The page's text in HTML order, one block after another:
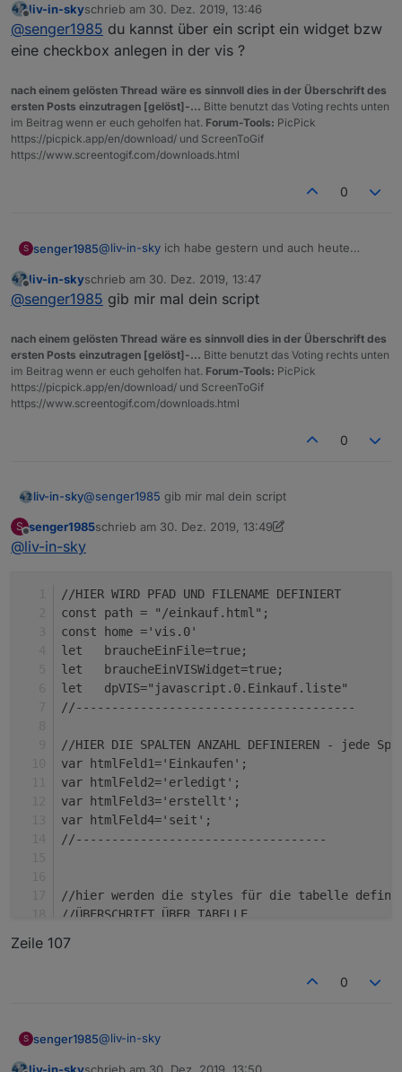
Lösung gefunden.
Die Checkboxen werden problemlos erstellt, aber
die "Verknüpfung" habe ich noch nicht gecheckt.
Sollte ich irgendwann eine Lösung gefunden
habe, sage ich auf jeden Fall Bescheid.
liv-in-skyschrieb am 30. Dez. 2019, 13:46
zuletzt editiert von
@senger1985 du kannst über ein script ein widget bzw
eine checkbox anlegen in der vis ?
nach einem gelösten Thread wäre es sinnvoll dies in der Überschrift des
ersten Posts einzutragen [gelöst]-... Bitte benutzt das Voting rechts unten
im Beitrag wenn er euch geholfen hat. Forum-Tools: PicPick
https://picpick.app/en/download/ und ScreenToGif
https://www.screentogif.com/downloads.html
0
S senger1985@liv-in-sky ich habe gestern und auch heute
Lösung gefunden.
Die Checkboxen werden problemlos erstellt, aber
die "Verknüpfung" habe ich noch nicht gecheckt.
habe, sage ich auf jeden Fall Bescheid.
liv-in-skyschrieb am 30. Dez. 2019, 13:47
zuletzt editiert von
@senger1985 gib mir mal dein script
nach einem gelösten Thread wäre es sinnvoll dies in der Überschrift des
ersten Posts einzutragen [gelöst]-... Bitte benutzt das Voting rechts unten
im Beitrag wenn er euch geholfen hat. Forum-Tools: PicPick
https://picpick.app/en/download/ und ScreenToGif
https://www.screentogif.com/downloads.html
0
liv-in-sky@senger1985 gib mir mal dein script
S
Offline
senger1985schrieb am 30. Dez. 2019, 13:49
zuletzt editiert von senger1985
@liv-in-sky
//HIER WIRD PFAD UND FILENAME DEFINIERT
const path = "/einkauf.html";                   //
const home ='vis.0'
let   braucheEinFile=true;
let   braucheEinVISWidget=true;
let   dpVIS="javascript.0.Einkauf.liste"         //
//---------------------------------------
//HIER DIE SPALTEN ANZAHL DEFINIEREN -
var htmlFeld1='Einkaufen';
var htmlFeld2='erledigt';
var htmlFeld3='erstellt';
var htmlFeld4='seit';                            //
//-----------------------------------
//hier werden die styles für die tabelle
//ÜBERSCHRIFT ÜBER TABELLE
const htmlFeldUeber="ALEXA Einkauf";
const htmlFarbTableColorUber="#ffffff";
//GANZE TABELLE
Zeile 107
0
S senger1985@liv-in-sky
liv-in-skyschrieb am 30. Dez. 2019, 13:50